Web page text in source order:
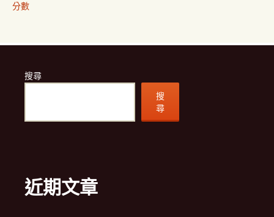
分數
搜尋
搜
尋
近期文章